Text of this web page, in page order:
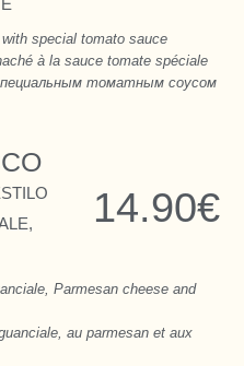
special tomato sauce
à la sauce tomate spéciale
томатным соусом
14.90€
Parmesan cheese and
au parmesan et aux